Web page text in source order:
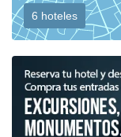
6 hoteles